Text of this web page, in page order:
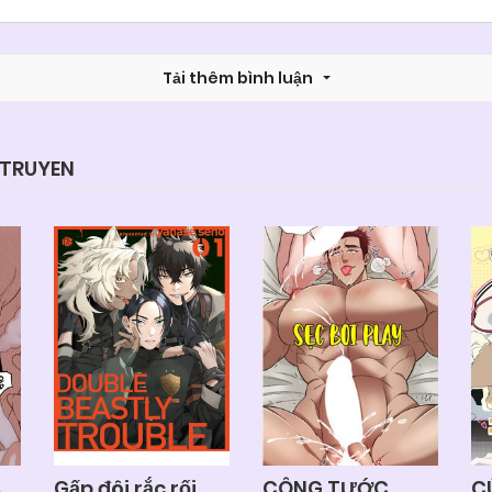
Chapter 23
Chapter 19 25/06/2026
Chapter 17 (H) 25/06/2026
Chapter Profile nhân vật 25/
Chapter 14 25/06/2026
Tải thêm bình luận